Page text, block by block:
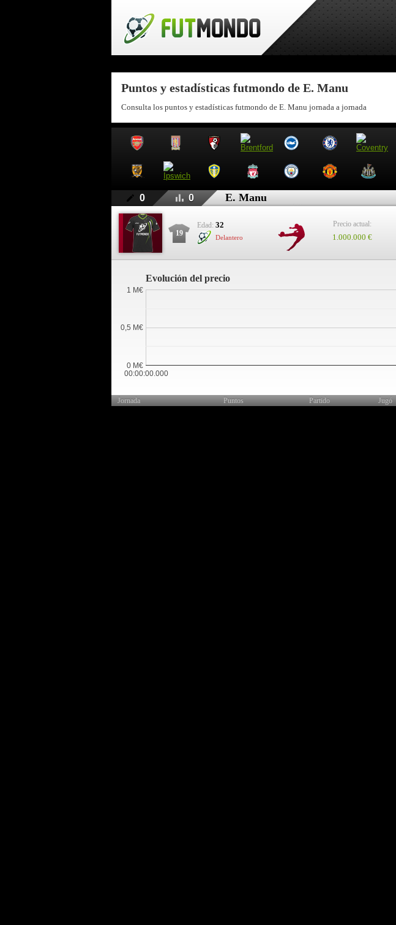
Puntos y estadísticas futmondo de E. Manu
Consulta los puntos y estadísticas futmondo de E. Manu jornada a jornada
0 0 E. Manu
19
Edad: 32
Delantero
Precio actual:
1.000.000 €
Evolución del precio
00:00:00.000
0 M€
0,5 M€
1 M€
Jornada Puntos Partido Jugó